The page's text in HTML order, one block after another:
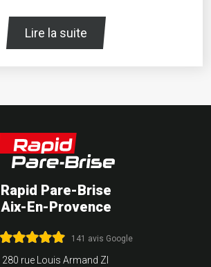
Lire la suite
Rapid Pare-Brise
Aix-En-Provence
141 avis Google
280 rue Louis Armand ZI